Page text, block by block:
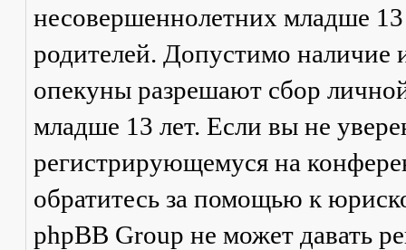
несовершеннолетних младше 13
родителей. Допустимо наличие
опекуны разрешают сбор
младше 13 лет. Если вы не
регистрирующемуся на
обратитесь за помощью к
phpBB Group не может давать